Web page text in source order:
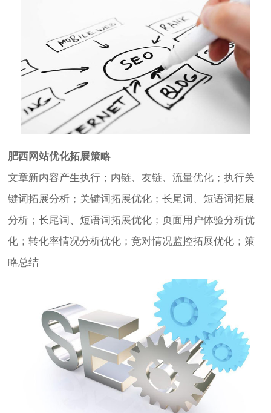
肥西网站优化拓展策略
文章新内容产生执行；内链、友链、流量优化；执行关
键词拓展分析；关键词拓展优化；长尾词、短语词拓展
分析；长尾词、短语词拓展优化；页面用户体验分析优
化；转化率情况分析优化；竞对情况监控拓展优化；策
略总结